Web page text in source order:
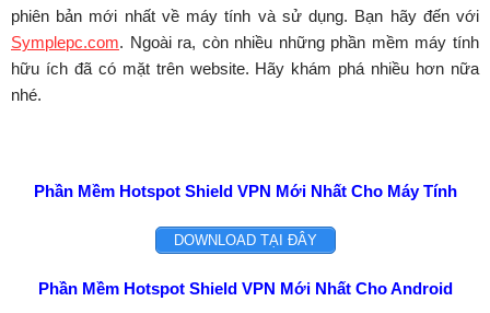
phiên bản mới nhất về máy tính và sử dụng. Bạn hãy đến với
Symplepc.com. Ngoài ra, còn nhiều những phần mềm máy tính
hữu ích đã có mặt trên website. Hãy khám phá nhiều hơn nữa
nhé.
Phần Mềm Hotspot Shield VPN Mới Nhất Cho Máy Tính
DOWNLOAD TẠI ĐÂY
Phần Mềm Hotspot Shield VPN Mới Nhất Cho Android